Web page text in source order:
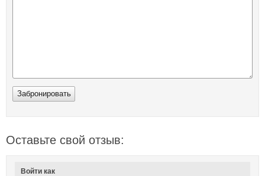
Оставьте свой отзыв:
Войти как